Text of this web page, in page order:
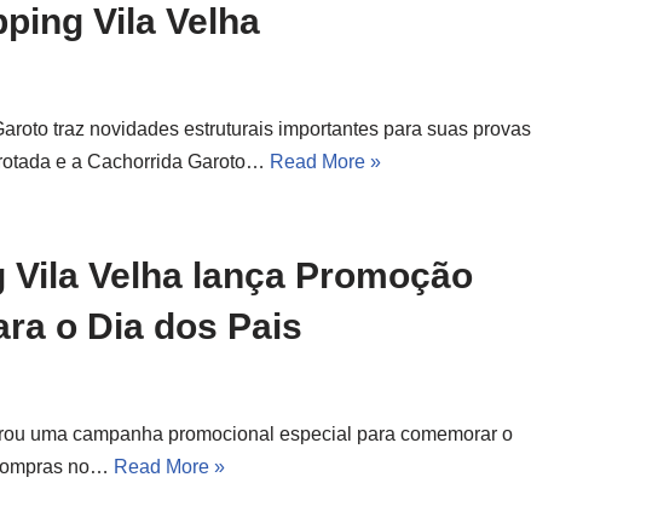
Vila Velha
traz novidades estruturais importantes para suas provas
e a Cachorrida Garoto… Read More »
Velha lança Promoção
o Dia dos Pais
uma campanha promocional especial para comemorar o
no… Read More »